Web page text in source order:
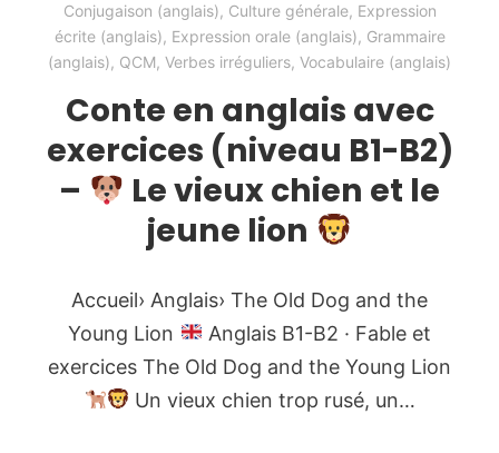
Conjugaison (anglais), Culture générale, Expression
écrite (anglais), Expression orale (anglais), Grammaire
(anglais), QCM, Verbes irréguliers, Vocabulaire (anglais)
Conte en anglais avec
exercices (niveau B1-B2)
–
Le vieux chien et le
jeune lion
Accueil› Anglais› The Old Dog and the
Young Lion
Anglais B1-B2 · Fable et
exercices The Old Dog and the Young Lion
Un vieux chien trop rusé, un…